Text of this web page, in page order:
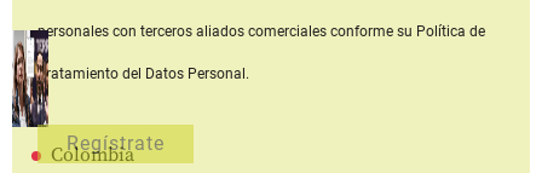
Colombia
personales con terceros aliados comerciales conforme su Política de
Tratamiento del Datos Personal.